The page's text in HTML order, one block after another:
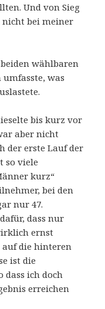
Und von Sieg
nicht bei meiner
wählbaren
umfasste, was
bis kurz vor
aber nicht
der erste Lauf der
so viele
kurz“
bei den
nur 47.
dass nur
ernst
die hinteren
ist die
dass ich doch
erreichen